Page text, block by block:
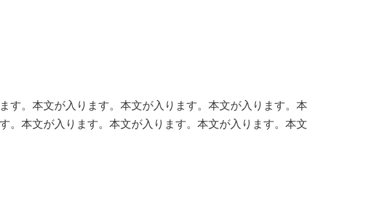
す。本文が入ります。本文が入ります。本文が入ります。本
。本文が入ります。本文が入ります。本文が入ります。本文